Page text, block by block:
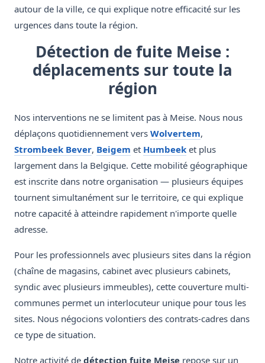
autour de la ville, ce qui explique notre efficacité sur les
urgences dans toute la région.
Détection de fuite Meise :
déplacements sur toute la
région
Nos interventions ne se limitent pas à Meise. Nous nous
déplaçons quotidiennement vers Wolvertem,
Strombeek Bever, Beigem et Humbeek et plus
largement dans la Belgique. Cette mobilité géographique
est inscrite dans notre organisation — plusieurs équipes
tournent simultanément sur le territoire, ce qui explique
notre capacité à atteindre rapidement n'importe quelle
adresse.
Pour les professionnels avec plusieurs sites dans la région
(chaîne de magasins, cabinet avec plusieurs cabinets,
syndic avec plusieurs immeubles), cette couverture multi-
communes permet un interlocuteur unique pour tous les
sites. Nous négocions volontiers des contrats-cadres dans
ce type de situation.
Notre activité de détection fuite Meise repose sur un